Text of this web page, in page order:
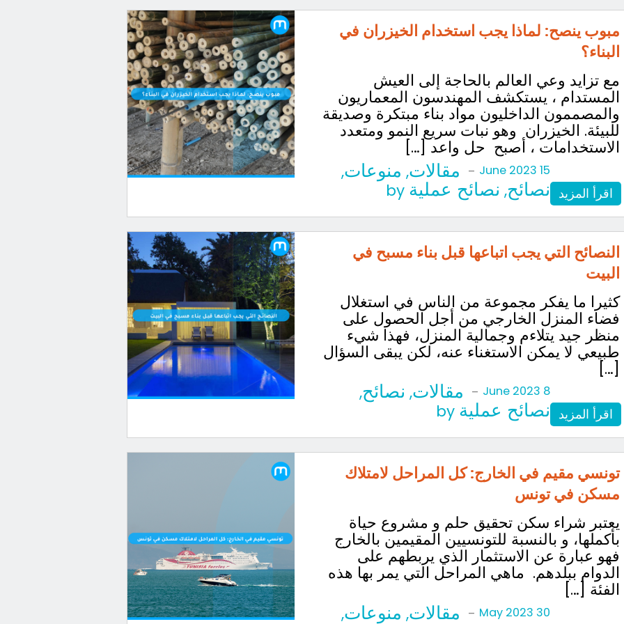
مبوب ينصح: لماذا يجب استخدام الخيزران في
البناء؟
مع تزايد وعي العالم بالحاجة إلى العيش
المستدام ، يستكشف المهندسون المعماريون
والمصممون الداخليون مواد بناء مبتكرة وصديقة
للبيئة. الخيزران وهو نبات سريع النمو ومتعدد
الاستخدامات ، أصبح حل واعد […]
اقرأ المزيد
15 June 2023
- مقالات, منوعات,
نصائح, نصائح عملية by
النصائح التي يجب اتباعها قبل بناء مسبح في
البيت
كثيرا ما يفكر مجموعة من الناس في استغلال
فضاء المنزل الخارجي من أجل الحصول على
منظر جيد يتلاءم وجمالية المنزل، فهذا شيء
طبيعي لا يمكن الاستغناء عنه، لكن يبقى السؤال
[…]
اقرأ المزيد
8 June 2023
- مقالات, نصائح,
نصائح عملية by
تونسي مقيم في الخارج: كل المراحل لامتلاك
مسكن في تونس
يعتبر شراء سكن تحقيق حلم و مشروع حياة
بأكملها، و بالنسبة للتونسيين المقيمين بالخارج
فهو عبارة عن الاستثمار الذي يربطهم على
الدوام ببلدهم. ماهي المراحل التي يمر بها هذه
الفئة […]
30 May 2023
- مقالات, منوعات,